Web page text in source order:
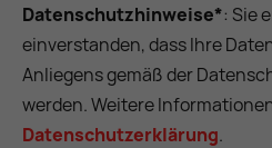
Datenschutzhinweise*: Sie
einverstanden, dass Ihre
Anliegens gemäß der
werden. Weitere
Datenschutzerklärung.